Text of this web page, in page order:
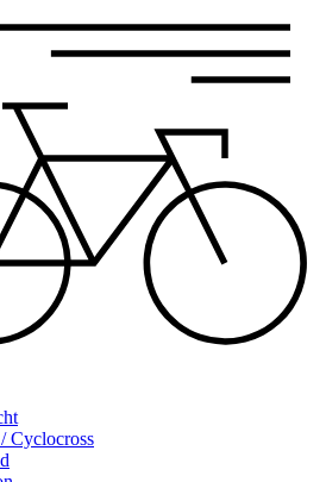
Cyclocross